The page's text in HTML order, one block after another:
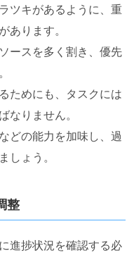
ツキがあるように、重
あります。
ースを多く割き、優先
ためにも、タスクには
なりません。
どの能力を加味し、過
しょう。
整
進捗状況を確認する必